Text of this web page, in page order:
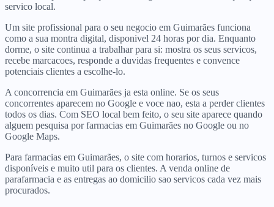
servico local.
Um site profissional para o seu negocio em Guimarães funciona
como a sua montra digital, disponivel 24 horas por dia. Enquanto
dorme, o site continua a trabalhar para si: mostra os seus servicos,
recebe marcacoes, responde a duvidas frequentes e convence
potenciais clientes a escolhe-lo.
A concorrencia em Guimarães ja esta online. Se os seus
concorrentes aparecem no Google e voce nao, esta a perder clientes
todos os dias. Com SEO local bem feito, o seu site aparece quando
alguem pesquisa por farmacias em Guimarães no Google ou no
Google Maps.
Para farmacias em Guimarães, o site com horarios, turnos e servicos
disponíveis e muito util para os clientes. A venda online de
parafarmacia e as entregas ao domicilio sao servicos cada vez mais
procurados.